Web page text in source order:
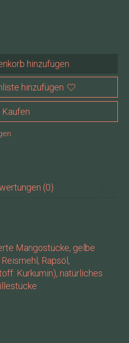
hinzufügen
hinzufügen
Kaufen
(0)
Mangostücke, gelbe
Rapsöl,
Kurkumin), natürliches